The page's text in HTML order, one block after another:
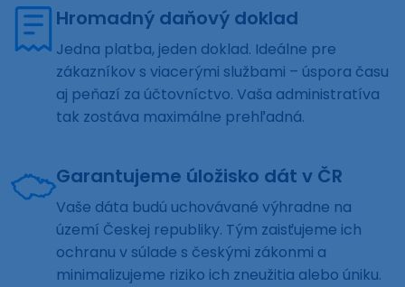
Hromadný daňový doklad
Jedna platba, jeden doklad. Ideálne pre
zákazníkov s viacerými službami – úspora času
aj peňazí za účtovníctvo. Vaša administratíva
tak zostáva maximálne prehľadná.
Garantujeme úložisko dát v ČR
Vaše dáta budú uchovávané výhradne na
území Českej republiky. Tým zaisťujeme ich
ochranu v súlade s českými zákonmi a
minimalizujeme riziko ich zneužitia alebo úniku.